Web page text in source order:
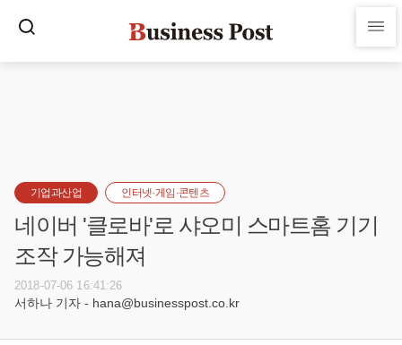
기업과산업 인터넷·게임·콘텐츠
네이버 '클로바'로 샤오미 스마트홈 기기
조작 가능해져
2018-07-06 16:41:26
서하나 기자 - hana@businesspost.co.kr